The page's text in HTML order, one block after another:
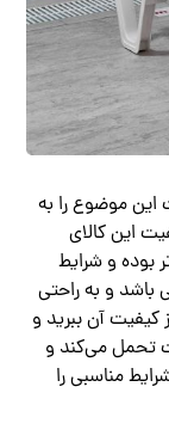
موضوع را به
این کالای
بوده و شرایط
باشد و به راحتی
کیفیت آن ببرید و
را این تخت تحمل می‌کند و
مناسبی را